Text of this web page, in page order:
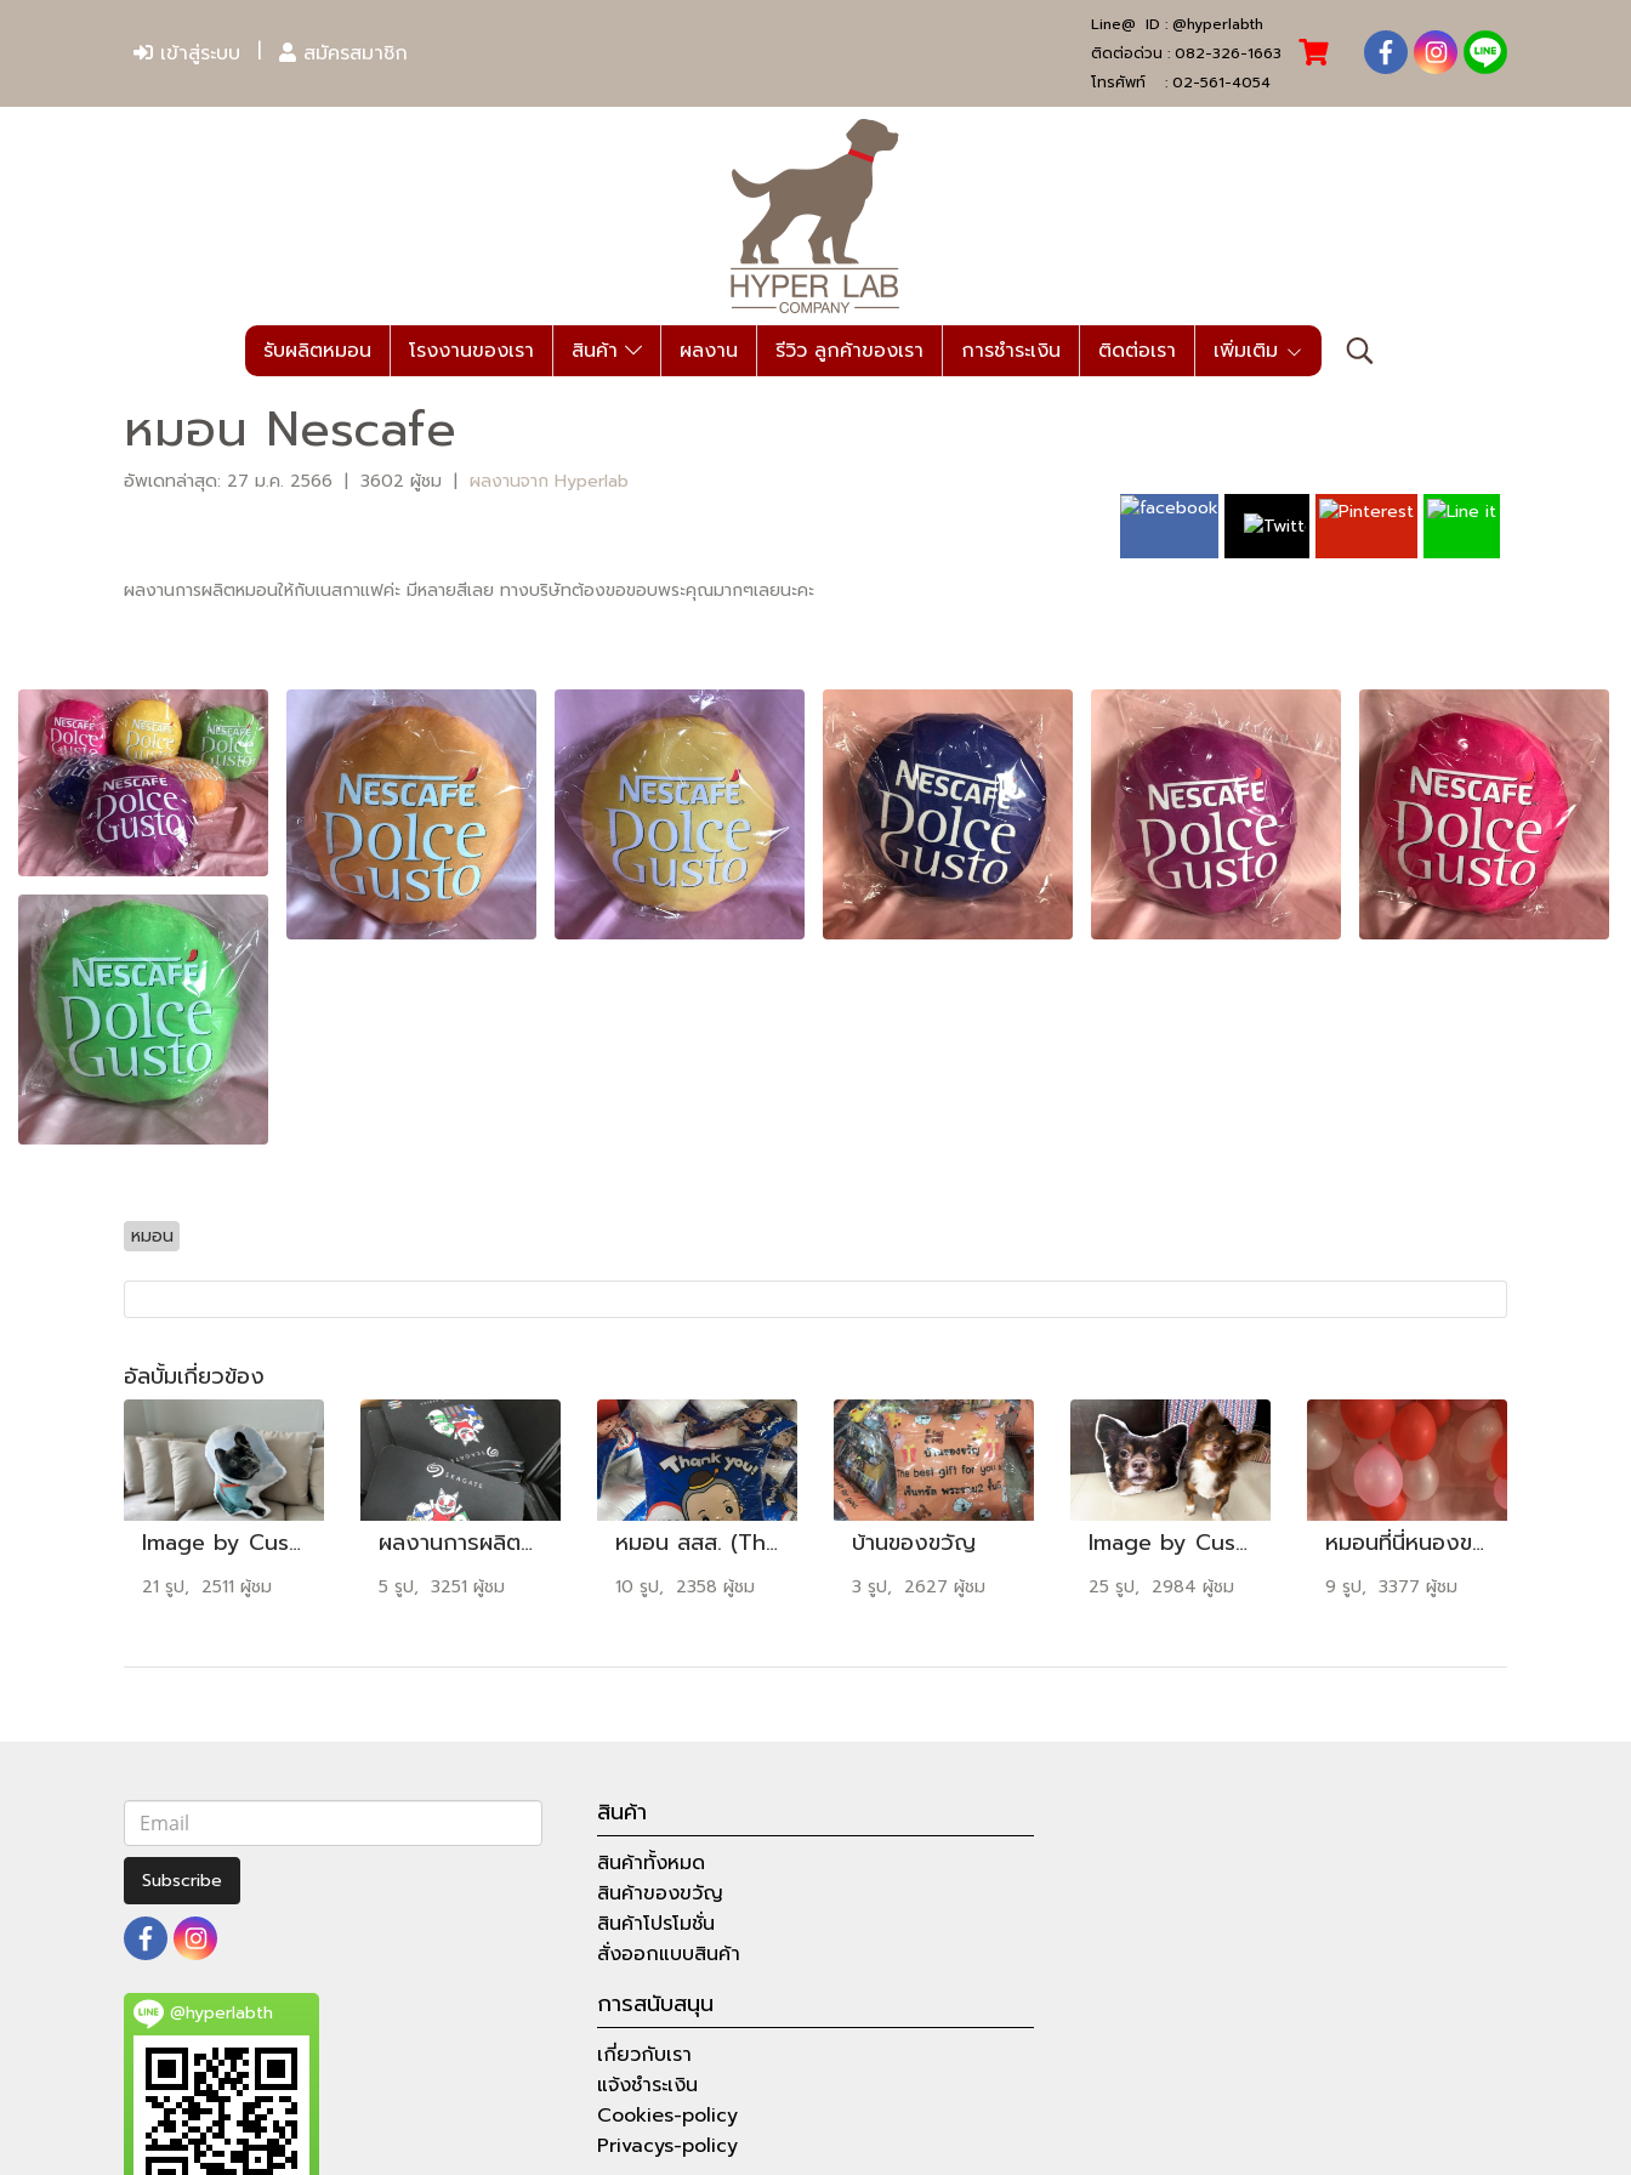
เข้าสู่ระบบ สมัครสมาชิก
Line@ ID : @hyperlabth
ติดต่อด่วน : 082-326-1663
โทรศัพท์ : 02-561-4054
รับผลิตหมอน โรงงานของเรา สินค้า ผลงาน รีวิว ลูกค้าของเรา การชำระเงิน ติดต่อเรา เพิ่มเติม
หมอน Nescafe
อัพเดทล่าสุด: 27 ม.ค. 2566 | 3602 ผู้ชม | ผลงานจาก Hyperlab
ผลงานการผลิตหมอนให้กับเนสกาแฟค่ะ มีหลายสีเลย ทางบริษัทต้องขอขอบพระคุณมากๆเลยนะคะ
หมอน
อัลบั้มเกี่ยวข้อง
Image by Customers Set01
21 รูป, 2511 ผู้ชม
ผลงานการผลิตแผ่นรองเมาส์ SEAGATE
5 รูป, 3251 ผู้ชม
หมอน สสส. (Thaihealth)
10 รูป, 2358 ผู้ชม
บ้านของขวัญ
3 รูป, 2627 ผู้ชม
Image by Customers Set02
25 รูป, 2984 ผู้ชม
หมอนที่นี่หนองขอน
9 รูป, 3377 ผู้ชม
Subscribe
@hyperlabth
สินค้า
สินค้าทั้งหมด
สินค้าของขวัญ
สินค้าโปรโมชั่น
สั่งออกแบบสินค้า
การสนับสนุน
เกี่ยวกับเรา
แจ้งชำระเงิน
Cookies-policy
Privacys-policy